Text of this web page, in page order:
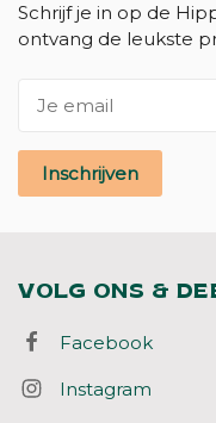
Schrijf je in op de
ontvang de leukste
Inschrijven
VOLG ONS &
Facebook
Instagram